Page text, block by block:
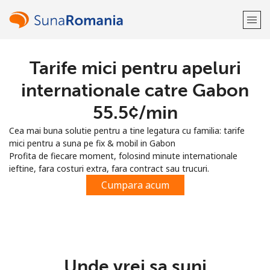
Bine-ai venit!
Inregistreaza-te cu
Tarife mici pentru apeluri
internationale catre Gabon
⁦55.5¢⁩/min
Cea mai buna solutie pentru a tine legatura cu familia: tarife
mici pentru a suna pe fix & mobil in Gabon
Profita de fiecare moment, folosind minute internationale
ieftine, fara costuri extra, fara contract sau trucuri.
Cumpara acum